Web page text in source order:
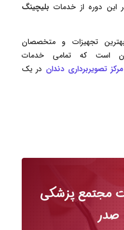
این دوره از خدمات بلیچینگ
تجهیزات و متخصصان
است که تمامی خدمات
مرکز تصویربرداری دندان در یک
مجتمع پزشکی
صدر